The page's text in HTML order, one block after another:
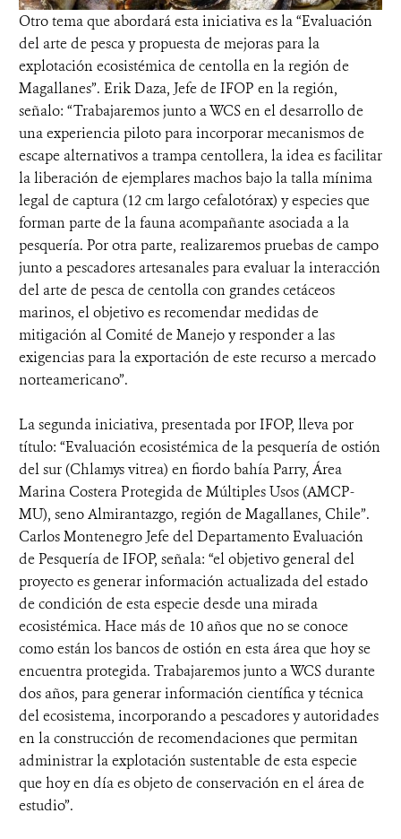
Otro tema que abordará esta iniciativa es la “Evaluación
del arte de pesca y propuesta de mejoras para la
explotación ecosistémica de centolla en la región de
Magallanes”. Erik Daza, Jefe de IFOP en la región,
señalo: “Trabajaremos junto a WCS en el desarrollo de
una experiencia piloto para incorporar mecanismos de
escape alternativos a trampa centollera, la idea es facilitar
la liberación de ejemplares machos bajo la talla mínima
legal de captura (12 cm largo cefalotórax) y especies que
forman parte de la fauna acompañante asociada a la
pesquería. Por otra parte, realizaremos pruebas de campo
junto a pescadores artesanales para evaluar la interacción
del arte de pesca de centolla con grandes cetáceos
marinos, el objetivo es recomendar medidas de
mitigación al Comité de Manejo y responder a las
exigencias para la exportación de este recurso a mercado
norteamericano”.
La segunda iniciativa, presentada por IFOP, lleva por
título: “Evaluación ecosistémica de la pesquería de ostión
del sur (Chlamys vitrea) en fiordo bahía Parry, Área
Marina Costera Protegida de Múltiples Usos (AMCP-
MU), seno Almirantazgo, región de Magallanes, Chile”.
Carlos Montenegro Jefe del Departamento Evaluación
de Pesquería de IFOP, señala: “el objetivo general del
proyecto es generar información actualizada del estado
de condición de esta especie desde una mirada
ecosistémica. Hace más de 10 años que no se conoce
como están los bancos de ostión en esta área que hoy se
encuentra protegida. Trabajaremos junto a WCS durante
dos años, para generar información científica y técnica
del ecosistema, incorporando a pescadores y autoridades
en la construcción de recomendaciones que permitan
administrar la explotación sustentable de esta especie
que hoy en día es objeto de conservación en el área de
estudio”.